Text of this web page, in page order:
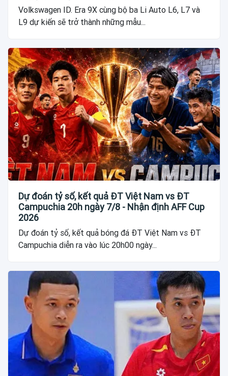
Volkswagen ID. Era 9X cùng bộ ba Li Auto L6, L7 và
L9 dự kiến sẽ trở thành những mẫu...
Dự đoán tỷ số, kết quả ĐT Việt Nam vs ĐT
Campuchia 20h ngày 7/8 - Nhận định AFF Cup
2026
Dự đoán tỷ số, kết quả bóng đá ĐT Việt Nam vs ĐT
Campuchia diễn ra vào lúc 20h00 ngày...